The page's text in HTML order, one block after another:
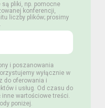
pliki, np. pomocne
konferencji,
liczby plików; prosimy
i poszanowania
wyłącznie w
do oferowania i
i usług. Od czasu do
wartościowe treści.
poniżej.